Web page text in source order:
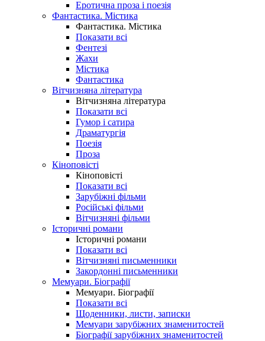
Еротична проза і поезія
Фантастика. Містика
Фантастика. Містика
Показати всі
Фентезі
Жахи
Містика
Фантастика
Вітчизняна література
Вітчизняна література
Показати всі
Гумор і сатира
Драматургія
Поезія
Проза
Кіноповісті
Кіноповісті
Показати всі
Зарубіжні фільми
Російські фільми
Вітчизняні фільми
Історичні романи
Історичні романи
Показати всі
Вітчизняні письменники
Закордонні письменники
Мемуари. Біографії
Мемуари. Біографії
Показати всі
Щоденники, листи, записки
Мемуари зарубіжних знаменитостей
Біографії зарубіжних знаменитостей